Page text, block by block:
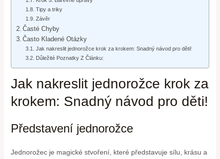
Tipy a triky
Závěr
Časté Chyby
Často Kladené Otázky
Jak nakreslit jednorožce krok za krokem: Snadný návod pro děti!
Důležité Poznatky Z Článku:
Jak nakreslit jednorožce krok za
krokem: Snadný návod pro děti!
Představení jednorožce
Jednorožec je magické stvoření, které představuje sílu, krásu a